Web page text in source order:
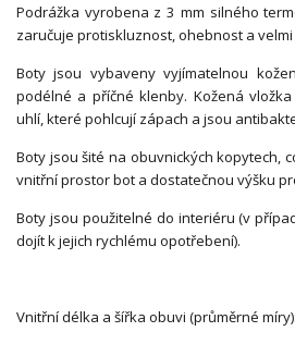
Podrážka vyrobena z 3 mm silného
zaručuje protiskluznost, ohebnost a
Boty jsou vybaveny vyjímatelnou
podélné a příčné klenby. Kožená
uhlí, které pohlcují zápach a jsou
Boty jsou šité na obuvnických kopytech,
vnitřní prostor bot a dostatečnou výšku
Boty jsou použitelné do interiéru (v
dojít k jejich rychlému opotřebení).
Vnitřní délka a šířka obuvi (průměrné míry):